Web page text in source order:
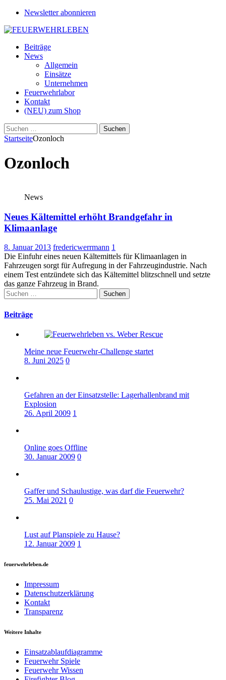
Newsletter abonnieren
Beiträge
News
Allgemein
Einsätze
Unternehmen
Feuerwehrlabor
Kontakt
(NEU) zum Shop
Suchen
nach:
StartseiteOzonloch
Ozonloch
News
Neues Kältemittel erhöht Brandgefahr in
Klimaanlage
8. Januar 2013 fredericwerrmann 1
Die Einfuhr eines neuen Kältemittels für Klimaanlagen in
Fahrzeugen sorgt für Aufregung in der Fahrzeugindustrie. Nach
einem Test entzündete sich das Kältemittel blitzschnell und setzte
das ganze Fahrzeug in Brand.
Suchen
nach:
Beiträge
Meine neue Feuerwehr-Challenge startet
8. Juni 2025 0
Gefahren an der Einsatzstelle: Lagerhallenbrand mit
Explosion
26. April 2009 1
Online goes Offline
30. Januar 2009 0
Gaffer und Schaulustige, was darf die Feuerwehr?
25. Mai 2021 0
Lust auf Planspiele zu Hause?
12. Januar 2009 1
feuerwehrleben.de
Impressum
Datenschutzerklärung
Kontakt
Transparenz
Weitere Inhalte
Einsatzablaufdiagramme
Feuerwehr Spiele
Feuerwehr Wissen